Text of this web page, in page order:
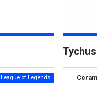
League of Legends